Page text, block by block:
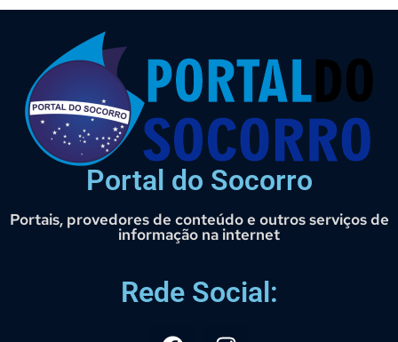
Portal do Socorro
Portais, provedores de conteúdo e outros serviços de
informação na internet
Rede Social: